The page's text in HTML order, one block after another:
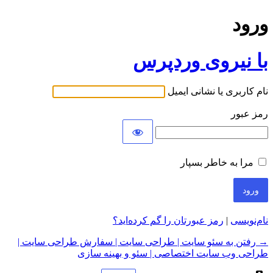
ورود
با نیروی وردپرس
نام کاربری یا نشانی ایمیل
رمز عبور
مرا به خاطر بسپار
نام‌نویسی | رمز عبورتان را گم کرده‌اید؟
→ رفتن به سئو سایت | طراحی سایت | سفارش طراحی سایت |
طراحی وب سایت اختصاصی | سئو و بهینه سازی